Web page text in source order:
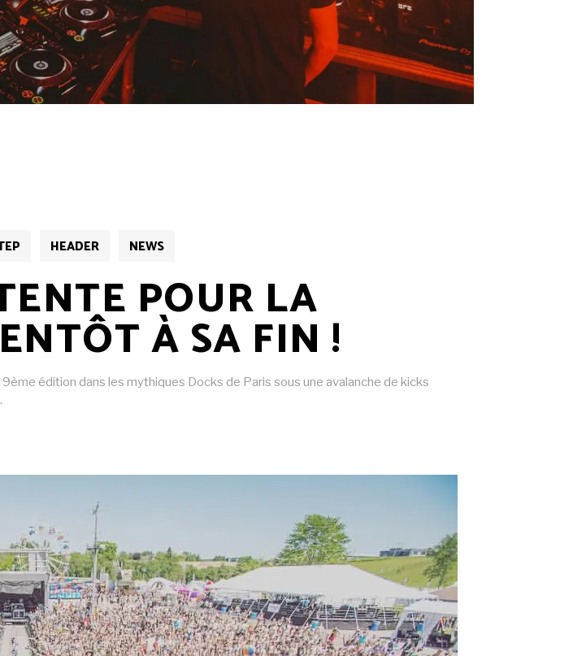
HEADER NEWS
POUR LA
À SA FIN !
édition dans les mythiques Docks de Paris sous une avalanche de kicks